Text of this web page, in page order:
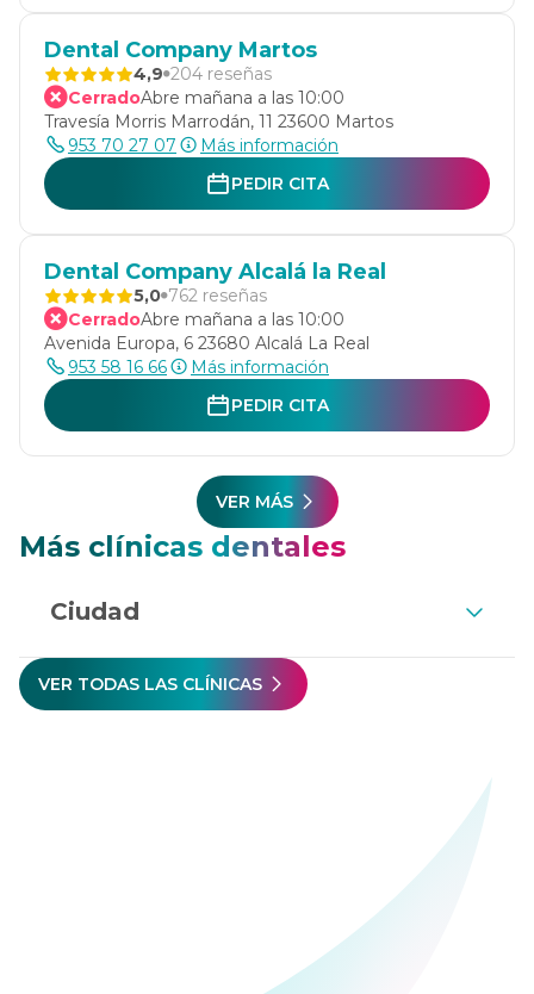
Dental Company Martos
4,9 204 reseñas
CerradoAbre mañana a las 10:00
Travesía Morris Marrodán, 11 23600 Martos
953 70 27 07
Más información
PEDIR CITA
Dental Company Alcalá la Real
5,0 762 reseñas
CerradoAbre mañana a las 10:00
Avenida Europa, 6 23680 Alcalá La Real
953 58 16 66
Más información
PEDIR CITA
VER MÁS
Más clínicas dentales
Ciudad
VER TODAS LAS CLÍNICAS